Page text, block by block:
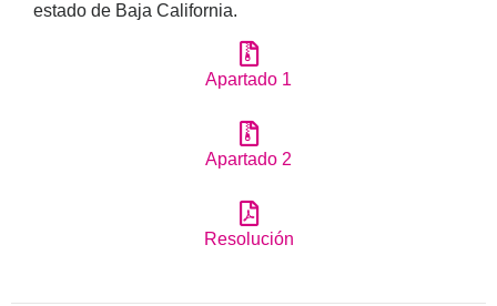
estado de Baja California.
Apartado 1
Apartado 2
Resolución